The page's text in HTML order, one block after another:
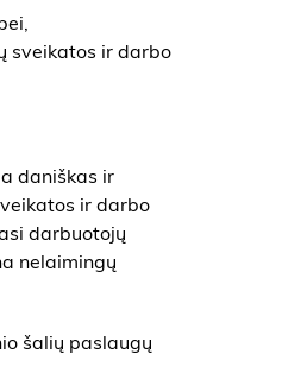
sveikatos ir darbo
daniškas ir
ir darbo
darbuotojų
nelaimingų
šalių paslaugų